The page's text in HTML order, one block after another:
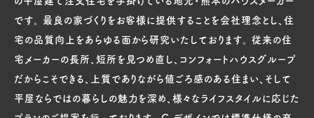
です。 最良の家づくりをお客様に提供することを会社理念とし、住
宅の品質向上をあらゆる面から研究いたしております。 従来の住
宅メーカーの長所、短所を見つめ直し、コンフォートハウスグループ
だからこそできる、上質でありながら値ごろ感のある住まい、そして
平屋ならではの暮らしの魅力を深め、様々なライフスタイルに応じた